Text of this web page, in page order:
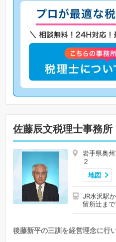
佐藤辰文税理士事務所
岩手県奥
２
地図
JR水沢駅
留所辻ま
後藤新平の三訓を経営理念に行い